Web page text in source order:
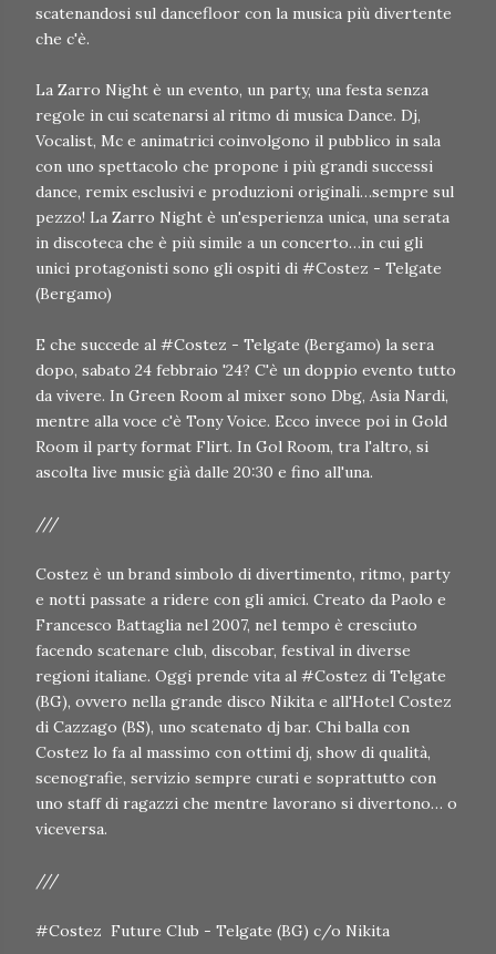
scatenandosi sul dancefloor con la musica più divertente
che c'è.
La Zarro Night è un evento, un party, una festa senza
regole in cui scatenarsi al ritmo di musica Dance. Dj,
Vocalist, Mc e animatrici coinvolgono il pubblico in sala
con uno spettacolo che propone i più grandi successi
dance, remix esclusivi e produzioni originali…sempre sul
pezzo! La Zarro Night è un'esperienza unica, una serata
in discoteca che è più simile a un concerto…in cui gli
unici protagonisti sono gli ospiti di #Costez - Telgate
(Bergamo)
E che succede al #Costez - Telgate (Bergamo) la sera
dopo, sabato 24 febbraio '24? C'è un doppio evento tutto
da vivere. In Green Room al mixer sono Dbg, Asia Nardi,
mentre alla voce c'è Tony Voice. Ecco invece poi in Gold
Room il party format Flirt. In Gol Room, tra l'altro, si
ascolta live music già dalle 20:30 e fino all'una.
///
Costez è un brand simbolo di divertimento, ritmo, party
e notti passate a ridere con gli amici. Creato da Paolo e
Francesco Battaglia nel 2007, nel tempo è cresciuto
facendo scatenare club, discobar, festival in diverse
regioni italiane. Oggi prende vita al #Costez di Telgate
(BG), ovvero nella grande disco Nikita e all'Hotel Costez
di Cazzago (BS), uno scatenato dj bar. Chi balla con
Costez lo fa al massimo con ottimi dj, show di qualità,
scenografie, servizio sempre curati e soprattutto con
uno staff di ragazzi che mentre lavorano si divertono… o
viceversa.
///
#Costez Future Club - Telgate (BG) c/o Nikita